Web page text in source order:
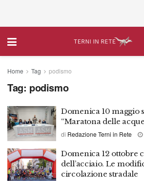
Home Tag podismo
Tag: podismo
Domenica 10 maggio
“Maratona delle
di Redazione Terni in Rete
Domenica 12 ottobre
dell’acciaio. Le
circolazione stradale